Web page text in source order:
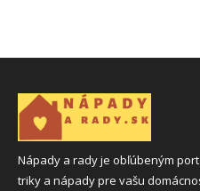
Nápady a rady je obľúbeným
triky a nápady pre vašu